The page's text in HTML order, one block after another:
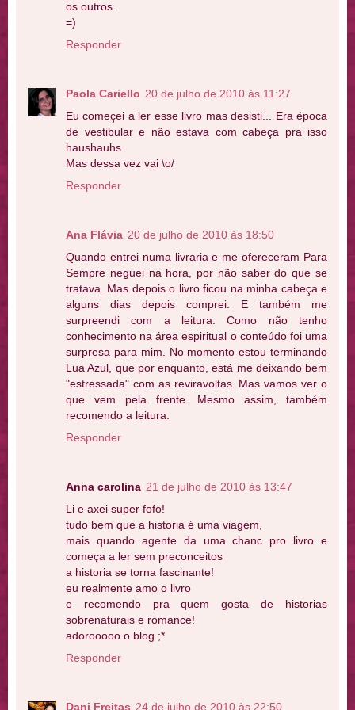
os outros.
=)
Responder
Paola Cariello 20 de julho de 2010 às 11:27
Eu começei a ler esse livro mas desisti... Era época
de vestibular e não estava com cabeça pra isso
haushauhs
Mas dessa vez vai \o/
Responder
Ana Flávia 20 de julho de 2010 às 18:50
Quando entrei numa livraria e me ofereceram Para
Sempre neguei na hora, por não saber do que se
tratava. Mas depois o livro ficou na minha cabeça e
alguns dias depois comprei. E também me
surpreendi com a leitura. Como não tenho
conhecimento na área espiritual o conteúdo foi uma
surpresa para mim. No momento estou terminando
Lua Azul, que por enquanto, está me deixando bem
"estressada" com as reviravoltas. Mas vamos ver o
que vem pela frente. Mesmo assim, também
recomendo a leitura.
Responder
Anna carolina 21 de julho de 2010 às 13:47
Li e axei super fofo!
tudo bem que a historia é uma viagem,
mais quando agente da uma chanc pro livro e
começa a ler sem preconceitos
a historia se torna fascinante!
eu realmente amo o livro
e recomendo pra quem gosta de historias
sobrenaturais e romance!
adorooooo o blog ;*
Responder
Dani Freitas 24 de julho de 2010 às 22:50